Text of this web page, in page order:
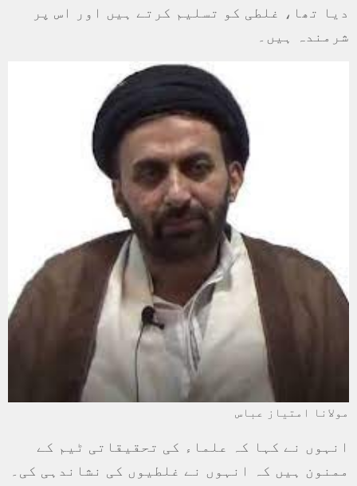
دیا تھا، غلطی کو تسلیم کرتے ہیں اور اس پر
شرمندہ ہیں۔
مولانا امتیاز عباس
انہوں نے کہا کہ علماء کی تحقیقاتی ٹیم کے
ممنون ہیں کہ انہوں نے غلطیوں کی نشاندہی کی۔